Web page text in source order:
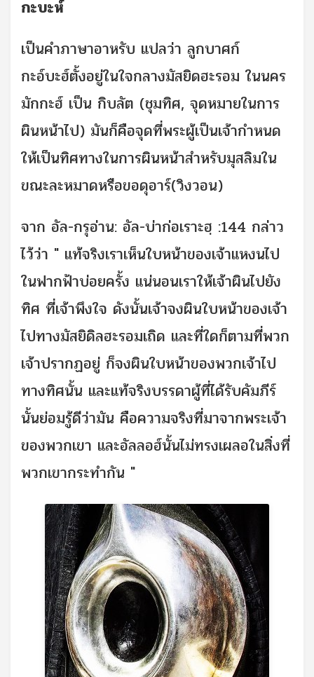
กะบะห์
เป็นคำภาษาอาหรับ แปลว่า ลูกบาศก์
กะอ์บะฮ์ตั้งอยู่ในใจกลางมัสยิดฮะรอม ในนคร
มักกะฮ์ เป็น กิบลัต (ชุมทิศ, จุดหมายในการ
ผินหน้าไป) มันก็คือจุดที่พระผู้เป็นเจ้ากำหนด
ให้เป็นทิศทางในการผินหน้าสำหรับมุสลิมใน
ขณะละหมาดหรือขอดุอาร์(วิงวอน)
จาก อัล-กรุอ่าน: อัล-บ่าก่อเราะฮฺ :144 กล่าว
ไว้ว่า " แท้จริงเราเห็นใบหน้าของเจ้าแหงนไป
ในฟากฟ้าบ่อยครั้ง แน่นอนเราให้เจ้าผินไปยัง
ทิศ ที่เจ้าพึงใจ ดังนั้นเจ้าจงผินใบหน้าของเจ้า
ไปทางมัสยิดิลฮะรอมเถิด และที่ใดก็ตามที่พวก
เจ้าปรากฏอยู่ ก็จงผินใบหน้าของพวกเจ้าไป
ทางทิศนั้น และแท้จริงบรรดาผู้ที่ได้รับคัมภีร์
นั้นย่อมรู้ดีว่ามัน คือความจริงที่มาจากพระเจ้า
ของพวกเขา และอัลลอฮ์นั้นไม่ทรงเผลอในสิ่งที่
พวกเขากระทำกัน "